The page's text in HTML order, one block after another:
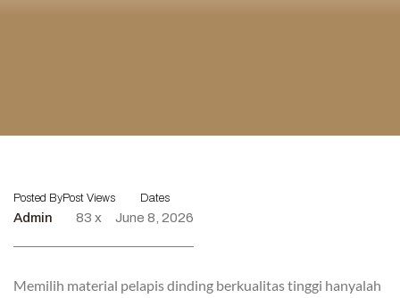
Posted By
Admin
Post Views
83 x
Dates
June 8, 2026
Memilih material pelapis dinding berkualitas tinggi hanyalah